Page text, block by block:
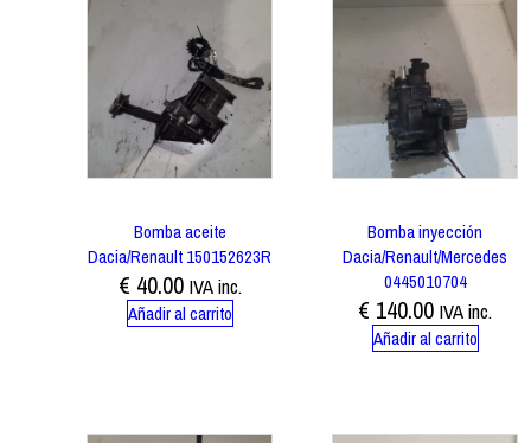
Bomba aceite
Dacia/Renault 150152623R
€ 40.00 IVA inc.
Añadir al carrito
Bomba inyección
Dacia/Renault/Mercedes
0445010704
€ 140.00 IVA inc.
Añadir al carrito